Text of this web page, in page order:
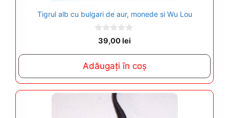
Tigrul alb cu bulgari de aur, monede si Wu Lou
o
o
5
39,00lei
Adăugați în coș